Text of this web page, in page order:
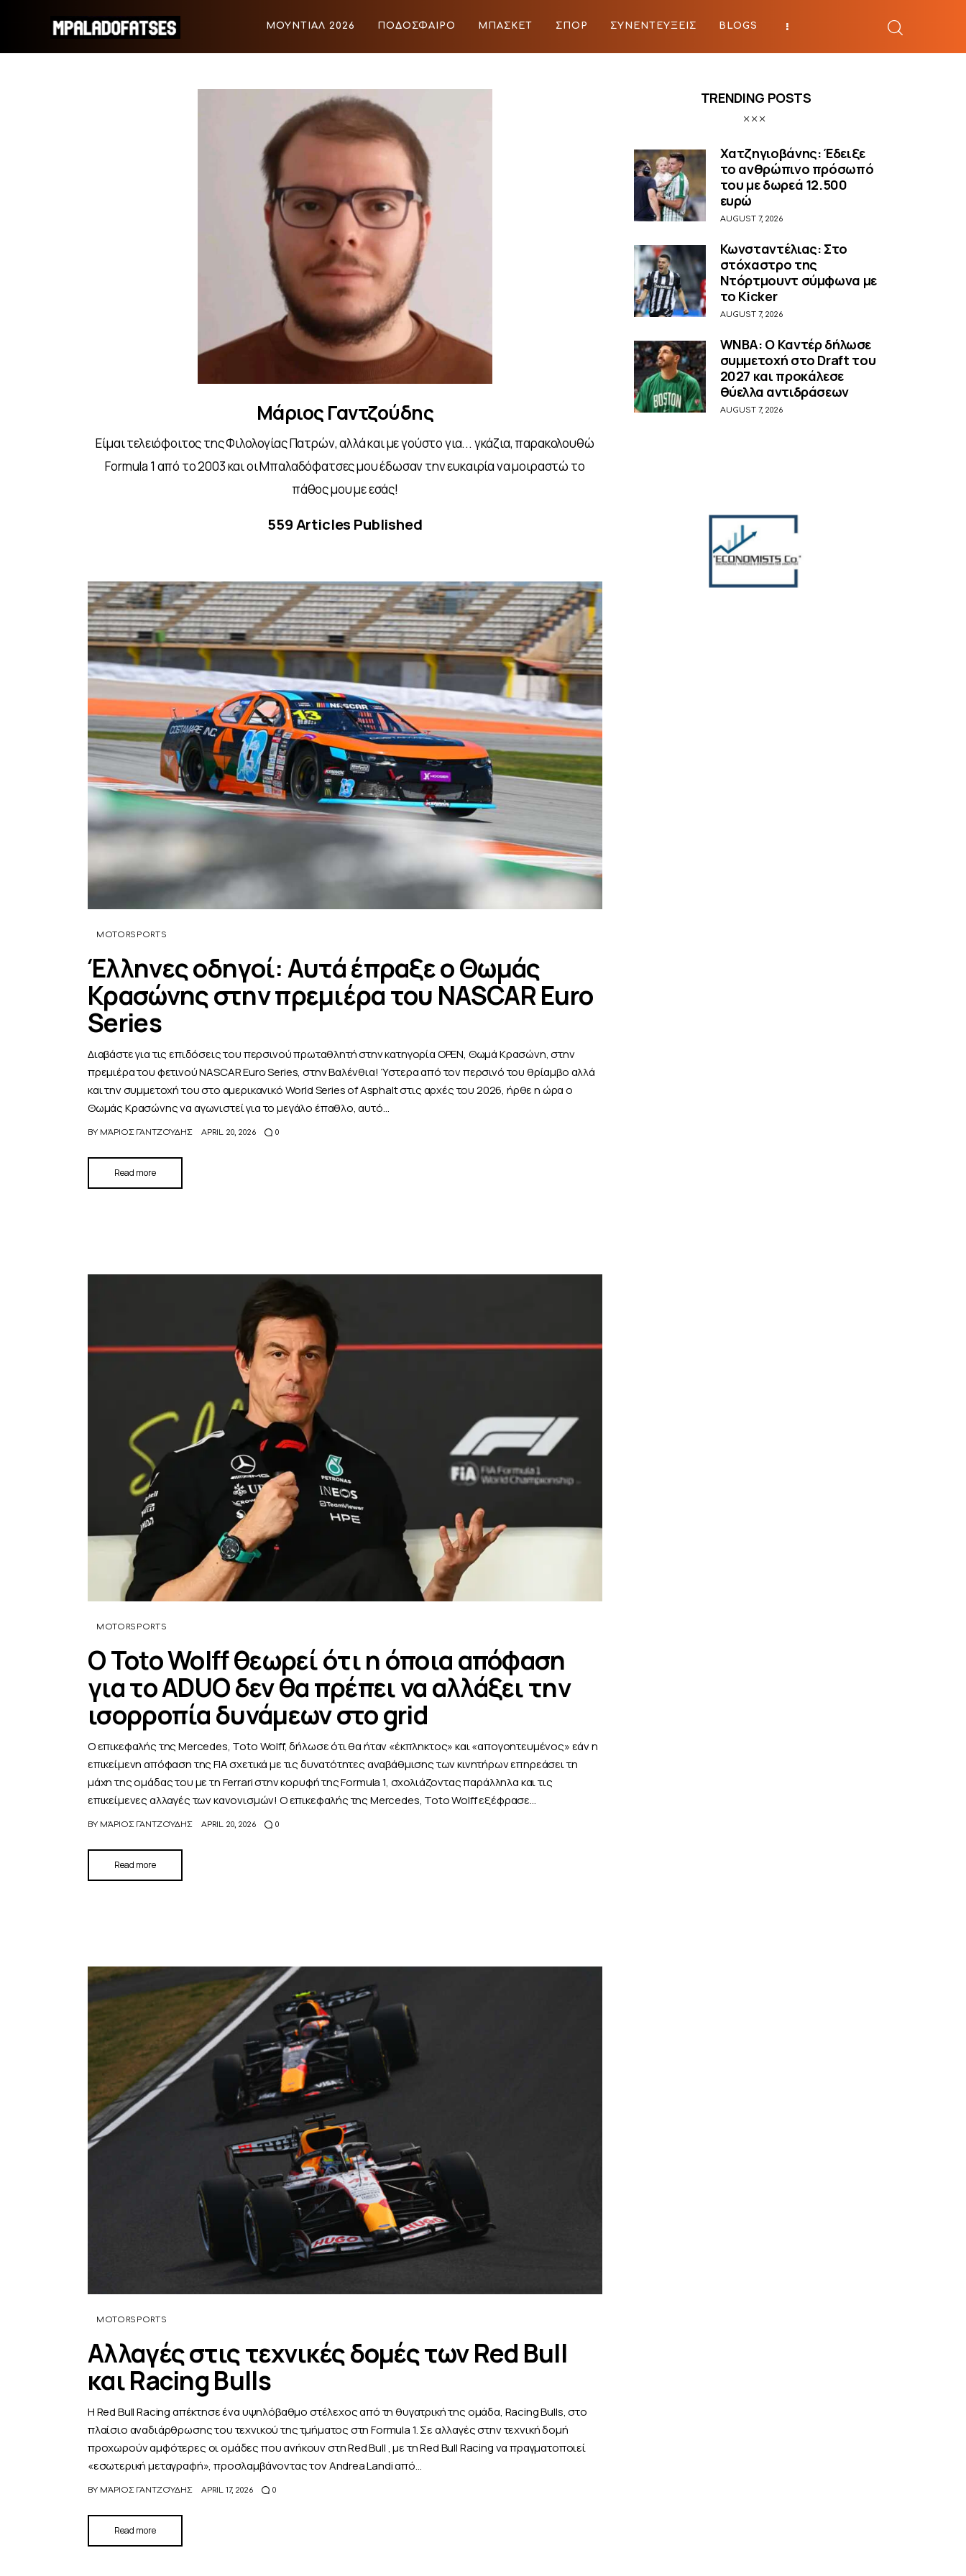
ΜΟΥΝΤΙΑΛ 2026 ΠΟΔΟΣΦΑΙΡΟ ΜΠΑΣΚΕΤ ΣΠΟΡ ΣΥΝΕΝΤΕΥΞΕΙΣ BLOGS
ΜΟΥΝΤΙΑΛ 2026
ΠΟΔΟΣΦΑΙΡΟ
Μάριος Γαντζούδης
Είμαι τελειόφοιτος της Φιλολογίας Πατρών, αλλά και με γούστο για... γκάζια, παρακολουθώ
Formula 1 από το 2003 και οι Μπαλαδόφατσες μου έδωσαν την ευκαιρία να μοιραστώ το
πάθος μου με εσάς!
559Articles Published
MOTORSPORTS
Έλληνες οδηγοί: Αυτά έπραξε ο Θωμάς
Κρασώνης στην πρεμιέρα του NASCAR Euro
Series
Διαβάστε για τις επιδόσεις του περσινού πρωταθλητή στην κατηγορία OPEN, Θωμά Κρασώνη, στην
πρεμιέρα του φετινού NASCAR Euro Series, στην Βαλένθια! Ύστερα από τον περσινό του θρίαμβο αλλά
και την συμμετοχή του στο αμερικανικό World Series of Asphalt στις αρχές του 2026, ήρθε η ώρα ο
Θωμάς Κρασώνης να αγωνιστεί για το μεγάλο έπαθλο, αυτό…
BY ΜΆΡΙΟΣ ΓΑΝΤΖΟΎΔΗΣ APRIL 20, 2026 0
Read more
MOTORSPORTS
Ο Toto Wolff θεωρεί ότι η όποια απόφαση
για το ADUO δεν θα πρέπει να αλλάξει την
ισορροπία δυνάμεων στο grid
Ο επικεφαλής της Mercedes, Toto Wolff, δήλωσε ότι θα ήταν «έκπληκτος» και «απογοητευμένος» εάν η
επικείμενη απόφαση της FIA σχετικά με τις δυνατότητες αναβάθμισης των κινητήρων επηρεάσει τη
μάχη της ομάδας του με τη Ferrari στην κορυφή της Formula 1, σχολιάζοντας παράλληλα και τις
επικείμενες αλλαγές των κανονισμών! Ο επικεφαλής της Mercedes, Toto Wolff εξέφρασε…
BY ΜΆΡΙΟΣ ΓΑΝΤΖΟΎΔΗΣ APRIL 20, 2026 0
Read more
MOTORSPORTS
Αλλαγές στις τεχνικές δομές των Red Bull
και Racing Bulls
Η Red Bull Racing απέκτησε ένα υψηλόβαθμο στέλεχος από τη θυγατρική της ομάδα, Racing Bulls, στο
πλαίσιο αναδιάρθρωσης του τεχνικού της τμήματος στη Formula 1. Σε αλλαγές στην τεχνική δομή
προχωρούν αμφότερες οι ομάδες που ανήκουν στη Red Bull , με τη Red Bull Racing να πραγματοποιεί
«εσωτερική μεταγραφή», προσλαμβάνοντας τον Andrea Landi από…
BY ΜΆΡΙΟΣ ΓΑΝΤΖΟΎΔΗΣ APRIL 17, 2026 0
Read more
TRENDING POSTS
Χατζηγιοβάνης: Έδειξε
το ανθρώπινο πρόσωπό
του με δωρεά 12.500
ευρώ
AUGUST 7, 2026
Κωνσταντέλιας: Στο
στόχαστρο της
Ντόρτμουντ σύμφωνα με
το Kicker
AUGUST 7, 2026
WNBA: Ο Καντέρ δήλωσε
συμμετοχή στο Draft του
2027 και προκάλεσε
θύελλα αντιδράσεων
AUGUST 7, 2026